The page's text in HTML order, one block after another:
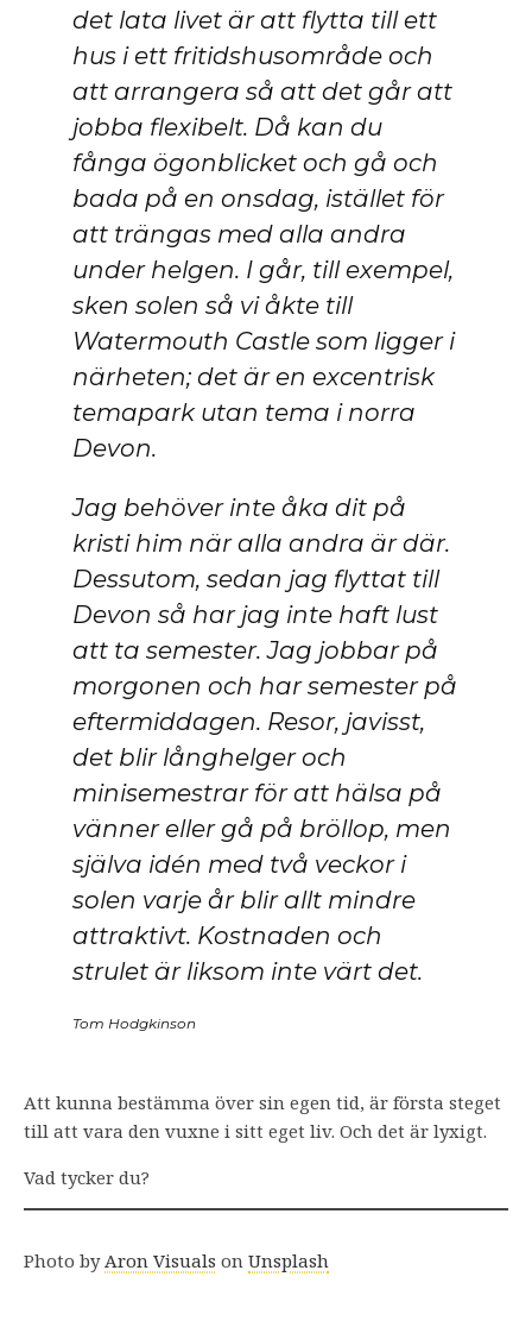
det lata livet är att flytta till ett
hus i ett fritidshusområde och
att arrangera så att det går att
jobba flexibelt. Då kan du
fånga ögonblicket och gå och
bada på en onsdag, istället för
att trängas med alla andra
under helgen. I går, till exempel,
sken solen så vi åkte till
Watermouth Castle som ligger i
närheten; det är en excentrisk
temapark utan tema i norra
Devon.
Jag behöver inte åka dit på
kristi him när alla andra är där.
Dessutom, sedan jag flyttat till
Devon så har jag inte haft lust
att ta semester. Jag jobbar på
morgonen och har semester på
eftermiddagen. Resor, javisst,
det blir långhelger och
minisemestrar för att hälsa på
vänner eller gå på bröllop, men
själva idén med två veckor i
solen varje år blir allt mindre
attraktivt. Kostnaden och
strulet är liksom inte värt det.
Tom Hodgkinson
Att kunna bestämma över sin egen tid, är första steget
till att vara den vuxne i sitt eget liv. Och det är lyxigt.
Vad tycker du?
Photo by Aron Visuals on Unsplash